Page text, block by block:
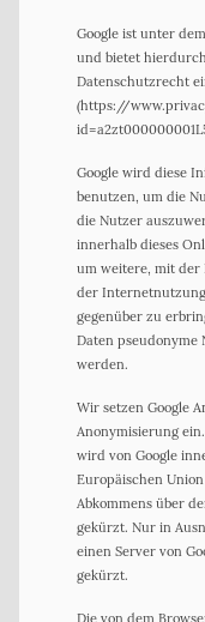
Google ist unter
und bietet
Datenschutzrecht
(https://
Google wird diese
benutzen, um die
die Nutzer
innerhalb dieses
um weitere, mit der
der
gegenüber zu
Daten
werden.
Wir setzen Google
Anonymisierung
wird von Google
Europäischen
Abkommens über
gekürzt. Nur in
einen Server von
gekürzt.
Die von dem